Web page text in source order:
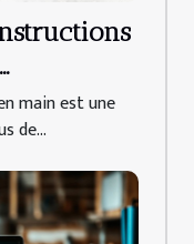
main est une
de...